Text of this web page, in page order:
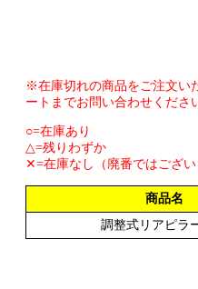
※在庫切れの商品をご注文い
ートまでお問い合わせくださ
○=在庫あり
△=残りわずか
✕=在庫なし（廃番ではござい
商品名
調整式リアピラ